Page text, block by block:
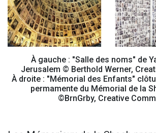
À gauche : "Salle des noms" de
Jerusalem © Berthold Werner,
À droite : "Mémorial des Enfants"
permamente du Mémorial de la
©BrnGrby, Creative